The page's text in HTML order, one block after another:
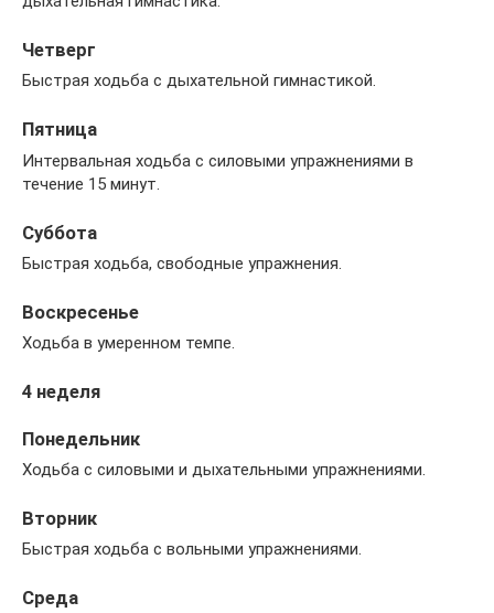
Четверг
Быстрая ходьба с дыхательной гимнастикой.
Пятница
Интервальная ходьба с силовыми упражнениями в
течение 15 минут.
Суббота
Быстрая ходьба, свободные упражнения.
Воскресенье
Ходьба в умеренном темпе.
4 неделя
Понедельник
Ходьба с силовыми и дыхательными упражнениями.
Вторник
Быстрая ходьба с вольными упражнениями.
Среда